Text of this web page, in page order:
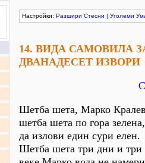
Настройки: Разшири Стесни | Уголеми
14. ВИДА САМОВИЛА
ДВАНАДЕСЕТ ИЗВОРИ
Шетба шета, Марко
шетба шета по гора зелена,
да излови един сури елен.
Шетба шета три дни и